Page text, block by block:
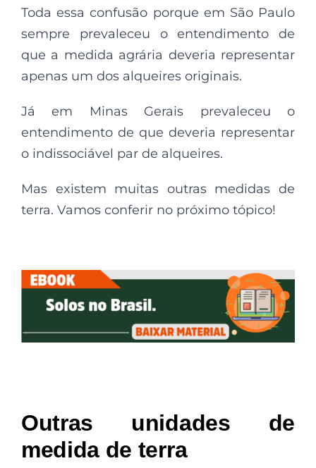
Toda essa confusão porque em São Paulo
sempre prevaleceu o entendimento de
que a medida agrária deveria representar
apenas um dos alqueires originais.
Já em Minas Gerais prevaleceu o
entendimento de que deveria representar
o indissociável par de alqueires.
Mas existem muitas outras medidas de
terra. Vamos conferir no próximo tópico!
Outras unidades de
medida de terra